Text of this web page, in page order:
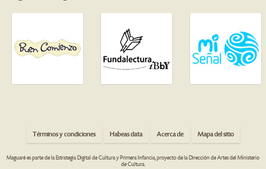
Términos y condiciones Habeas data Acerca de Mapa del sitio
Maguaré es parte de la Estrategia Digital de Cultura y Primera Infancia, proyecto de la Dirección de Artes del Ministerio
de Cultura.